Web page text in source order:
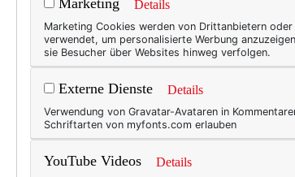
Marketing Details
Marketing Cookies werden von Drittanbietern oder
verwendet, um personalisierte Werbung
sie Besucher über Websites hinweg verfolgen.
Externe Dienste Details
Verwendung von Gravatar-Avataren in
Schriftarten von myfonts.com erlauben
YouTube Videos Details